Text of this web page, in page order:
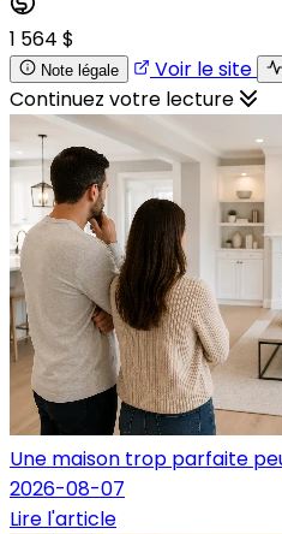
1 564 $
Note légale Voir le site
Continuez votre lecture
Une maison trop parfaite
2026-08-07
Lire l'article